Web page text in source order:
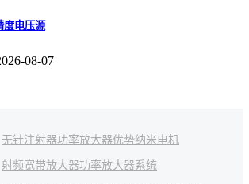
度电压源
08-07
无针注射器功率放大器优势纳米电机
射频宽带放大器功率放大器系统